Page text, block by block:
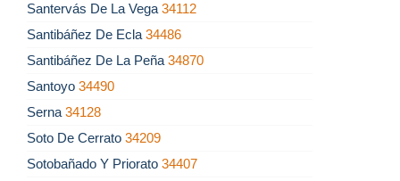
Santervás De La Vega 34112
Santibáñez De Ecla 34486
Santibáñez De La Peña 34870
Santoyo 34490
Serna 34128
Soto De Cerrato 34209
Sotobañado Y Priorato 34407